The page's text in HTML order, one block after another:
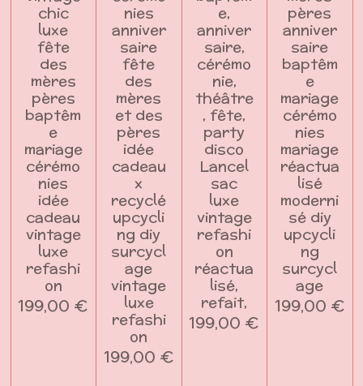
chic
luxe
fête
des
mères
pères
baptêm
e
mariage
cérémo
nies
idée
cadeau
vintage
luxe
refashi
on
199,00 €
nies
anniver
saire
fête
des
mères
et des
pères
idée
cadeau
x
recyclé
upcycli
ng diy
surcycl
age
vintage
luxe
refashi
on
199,00 €
e,
anniver
saire,
cérémo
nie,
théâtre
, fête,
party
disco
Lancel
sac
luxe
vintage
refashi
on
réactua
lisé,
refait,
199,00 €
pères
anniver
saire
baptêm
e
mariage
cérémo
nies
mariage
réactua
lisé
moderni
sé diy
upcycli
ng
surcycl
age
199,00 €